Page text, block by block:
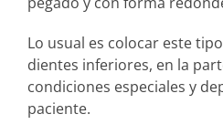
Lo usual es colocar este
dientes inferiores, en la
condiciones especiales y
paciente.